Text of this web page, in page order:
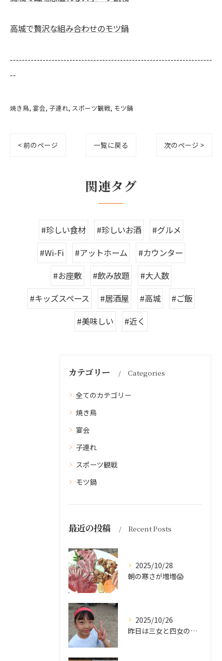
高城で贅沢な組み合わせのモツ鍋
--------------------------------------------------------------------
--
焼き鳥 宴会 子連れ スポーツ観戦 モツ鍋
< 前のページ 一覧に戻る 次のページ >
関連タグ
#珍しい食材 #珍しいお酒
#グルメ
#Wi-Fi
#アットホーム
#カウンター
#お座敷
#飲み放題
#大人数
#キッズスペース
#居酒屋 #高城
#ご飯
#美味しい
#近く
カテゴリー Categories
全てのカテゴリー
焼き鳥
宴会
子連れ
スポーツ観戦
モツ鍋
最近の投稿 Recent Posts
2025/10/28
朝の寒さが増増😱
2025/10/26
昨日は三女と四女の運動会🥰